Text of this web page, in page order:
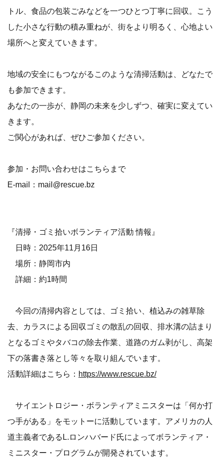
トル、食品の包装ごみなどを一つひとつ丁寧に回収。こう
した小さな行動の積み重ねが、街をより明るく、心地よい
場所へと変えていきます。
地域の安全にもつながるこのような清掃活動は、どなたで
も参加できます。
あなたの一歩が、静岡の未来を少しずつ、確実に変えてい
きます。
ご関心があれば、ぜひご参加ください。
参加・お問い合わせはこちらまで
E-mail：mail@rescue.bz
『清掃・ゴミ拾いボランティア活動 情報』
日時：2025年11月16日
場所：静岡市内
詳細：約1時間
今回の清掃内容としては、ゴミ拾い、植込みの雑草除
去、カラスによる回収ゴミの散乱の回収、排水溝の詰まり
となるゴミやタバコの除去作業、道路のガム剥がし、高架
下の落書き落とし等々を取り組んでいます。
活動詳細はこちら： https://www.rescue.bz/
サイエントロジー・ボランティアミニスターは「何か打
つ手がある」をモットーに活動しています。アメリカの人
道主義者であるL.ロンハバード氏によってボランティア・
ミニスター・プログラムが開発されています。